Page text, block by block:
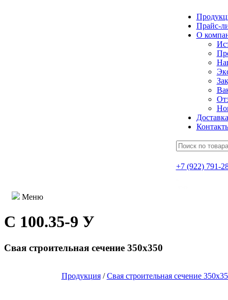
Прайс-
О
Доставка
+7 (922) 791-
Меню
С 100.35-9 У
Свая строительная сечение 350х350
Продукция/Свая строительная сечение